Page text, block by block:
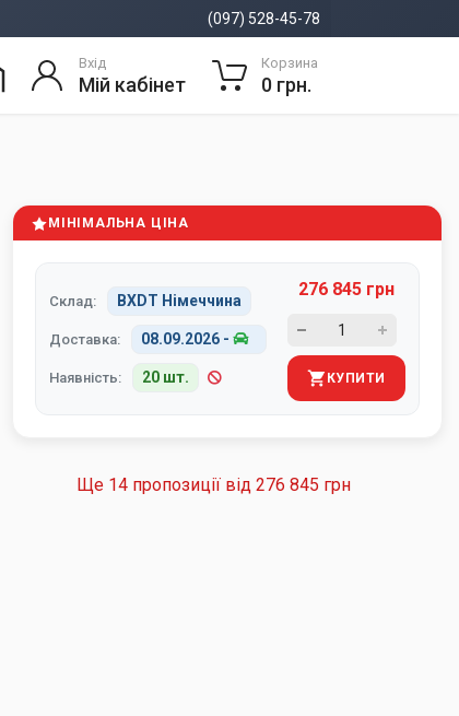
(097) 528-45-78
Вхід
Мій кабінет
Корзина
0 грн.
МІНІМАЛЬНА ЦІНА
Склад: BXDT Німеччина
Доставка: 08.09.2026 -
Наявність: 20 шт.
276 845 грн
КУПИТИ
Ще 14 пропозиції від276 845 грн